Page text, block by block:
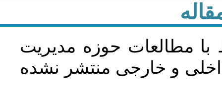
با مطالعات حوزه مديريت
و خارجی منتشر نشده